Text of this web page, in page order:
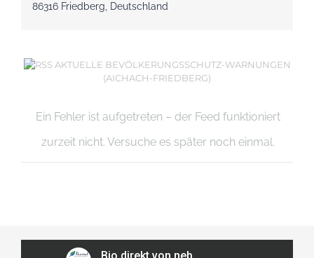
86316 Friedberg, Deutschland
AKTUELLE BEVÖLKERUNGSSCHUTZ-WARNUNGEN
(AICHACH-FRIEDBERG)
Ein Fehler ist aufgetreten – der Feed funktioniert
zurzeit nicht. Versuche es später noch einmal.